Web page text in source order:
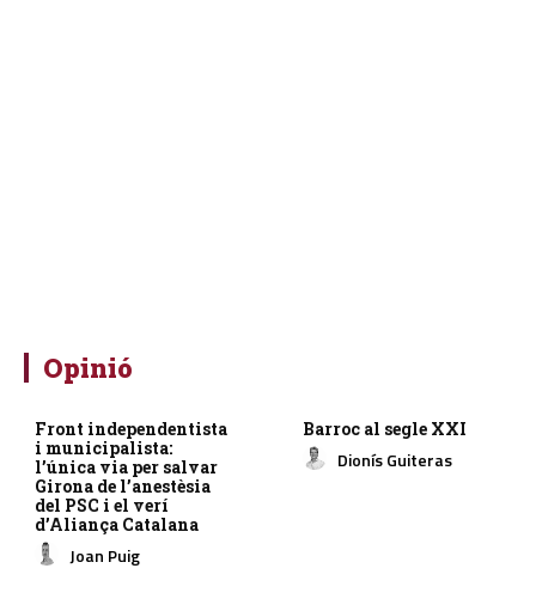
Opinió
Front independentista
i municipalista:
l’única via per salvar
Girona de l’anestèsia
del PSC i el verí
d’Aliança Catalana
Joan Puig
Barroc al segle XXI
Dionís Guiteras